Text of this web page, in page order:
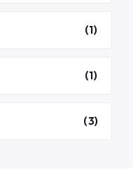
(1)
(1)
(3)